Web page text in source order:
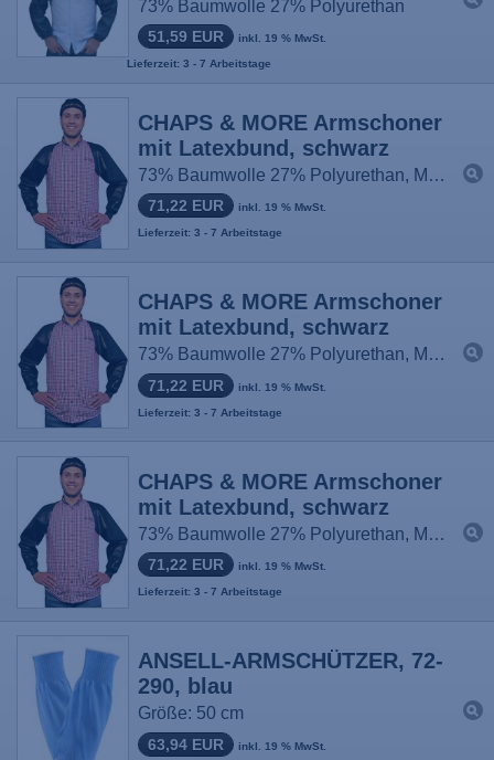
73% Baumwolle 27% Polyurethan
51,59 EUR inkl. 19 % MwSt.
Lieferzeit: 3 - 7 Arbeitstage
CHAPS & MORE Armschoner
mit Latexbund, schwarz
73% Baumwolle 27% Polyurethan, Manschette 100% Latex
71,22 EUR inkl. 19 % MwSt.
Lieferzeit: 3 - 7 Arbeitstage
CHAPS & MORE Armschoner
mit Latexbund, schwarz
73% Baumwolle 27% Polyurethan, Manschette 100% Latex
71,22 EUR inkl. 19 % MwSt.
Lieferzeit: 3 - 7 Arbeitstage
CHAPS & MORE Armschoner
mit Latexbund, schwarz
73% Baumwolle 27% Polyurethan, Manschette 100% Latex
71,22 EUR inkl. 19 % MwSt.
Lieferzeit: 3 - 7 Arbeitstage
ANSELL-ARMSCHÜTZER, 72-
290, blau
Größe: 50 cm
63,94 EUR inkl. 19 % MwSt.